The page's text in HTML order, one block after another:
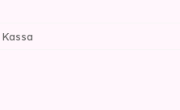
Kassa